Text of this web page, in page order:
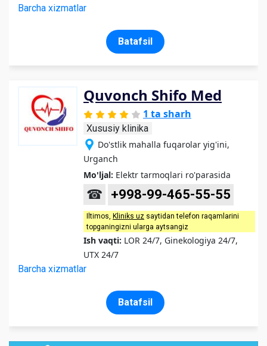
Barcha xizmatlar
Batafsil
Quvonch Shifo Med
1 ta sharh
Xususiy klinika
Do'stlik mahalla fuqarolar yig'ini,
Urganch
Mo'ljal: Elektr tarmoqlari ro'parasida
☎ +998-99-465-55-55
Iltimos, Kliniks uz saytidan telefon raqamlarini
topganingizni ularga aytsangiz
Ish vaqti: LOR 24/7, Ginekologiya 24/7,
UTX 24/7
Barcha xizmatlar
Batafsil